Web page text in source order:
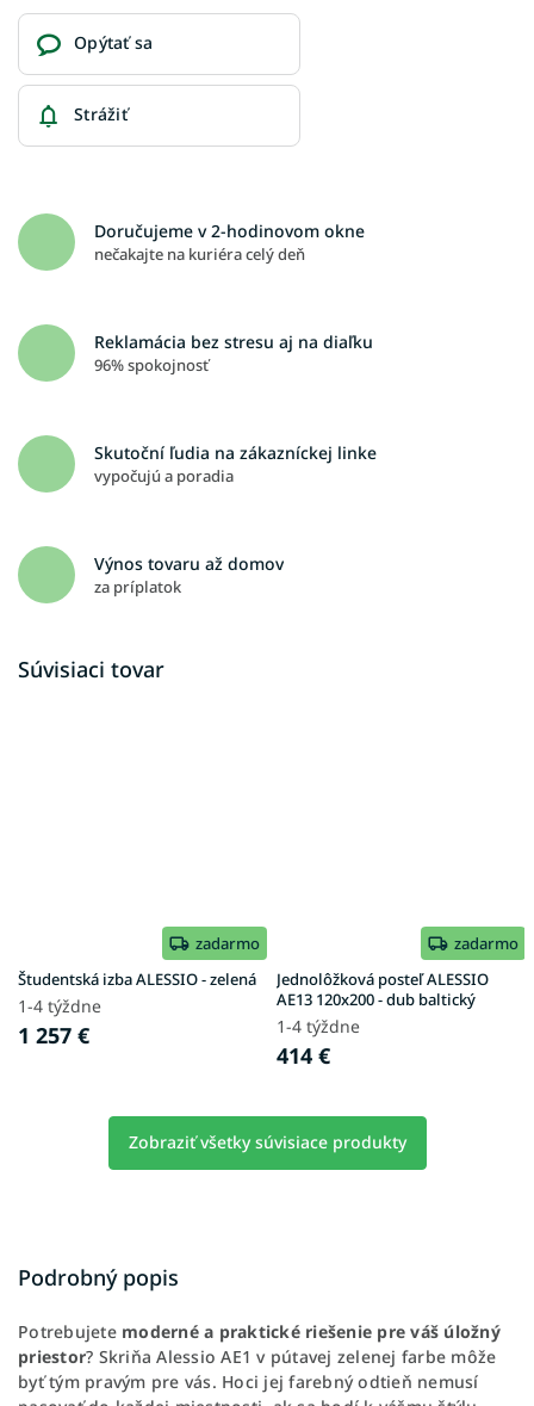
Opýtať sa
Strážiť
Doručujeme v 2-hodinovom okne
nečakajte na kuriéra celý deň
Reklamácia bez stresu aj na diaľku
96% spokojnosť
Skutoční ľudia na zákazníckej linke
vypočujú a poradia
Výnos tovaru až domov
za príplatok
Súvisiaci tovar
zadarmo
Študentská izba ALESSIO - zelená
1-4 týždne
1 257 €
zadarmo
Jednolôžková posteľ ALESSIO
AE13 120x200 - dub baltický
1-4 týždne
414 €
Zobraziť všetky súvisiace produkty
Podrobný popis
Potrebujete moderné a praktické riešenie pre váš úložný
priestor? Skriňa Alessio AE1 v pútavej zelenej farbe môže
byť tým pravým pre vás. Hoci jej farebný odtieň nemusí